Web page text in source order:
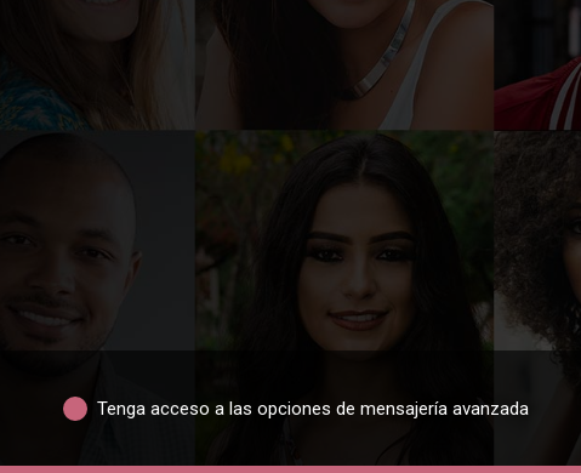
Tenga acceso a las opciones de mensajería avanzada